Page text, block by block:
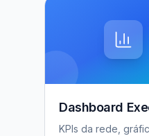
Dashboard
KPIs da rede,